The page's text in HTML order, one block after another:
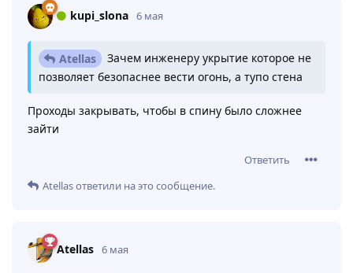
kupi_slona 6 мая
Atellas
Зачем инженеру укрытие которое не
позволяет безопаснее вести огонь, а тупо стена
Проходы закрывать, чтобы в спину было сложнее
зайти
Ответить
Atellasответили на это сообщение.
Atellas 6 мая